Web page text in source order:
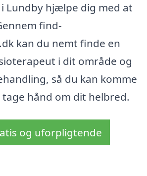
Lundby hjælpe dig med at
find-
kan du nemt finde en
i dit område og
så du kan komme
hånd om dit helbred.
og uforpligtende